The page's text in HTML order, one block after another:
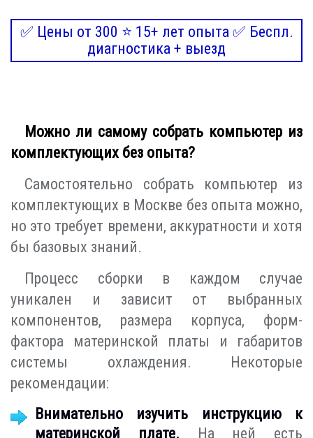
✅ Цены от 300 ⭐ 15+ лет опыта ✅ Беспл.
диагностика + выезд
Можно ли самому собрать компьютер из
комплектующих без опыта?
Самостоятельно собрать компьютер из
комплектующих в Москве без опыта можно,
но это требует времени, аккуратности и хотя
бы базовых знаний.
Процесс сборки в каждом случае
уникален и зависит от выбранных
компонентов, размера корпуса, форм-
фактора материнской платы и габаритов
системы охлаждения. Некоторые
рекомендации:
Внимательно изучить инструкцию к
материнской плате. На ней есть